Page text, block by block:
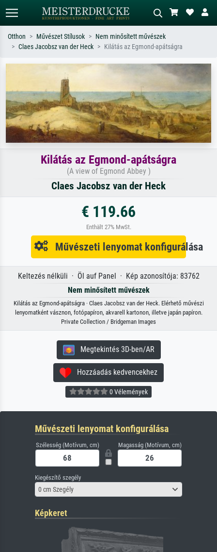
Keressen művész, műcím vagy stílus
szerint – pl. Monet, Csillagos éj,
impresszionizmus, Hokusai-hullám,
akt.
Írja le a jelenetet – pl. zöld rét, sok
egy fa mellett.
Otthon Művészet Stílusok
Nem minősített művészek
Claes Jacobsz van der Heck
Kilátás az Egmond-apátságra
Kilátás az Egmond-apátságra
(A view of Egmond Abbey )
Claes Jacobsz van der Heck
€ 119.66
Enthält 27% MwSt.
Művészeti lenyomat konfigurálása
Keltezés nélküli · Öl auf Panel · Kép azonosítója: 83762
Nem minősített művészek
Kilátás az Egmond-apátságra · Claes Jacobsz van der Heck. Elérhető művészi
lenyomatként vásznon, fotópapíron, akvarell kartonon, illetve japán papíron.
Private Collection / Bridgeman Images
Megtekintés 3D-ben/AR
Hozzáadás kedvencekhez
0 Vélemények
Művészeti lenyomat konfigurálása
Szélesség (Motívum, cm) Magasság (Motívum, cm)
Kiegészítő szegély
0 cm Szegély
Képkeret